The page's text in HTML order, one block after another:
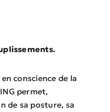
conscience de la
permet,
de sa posture, sa